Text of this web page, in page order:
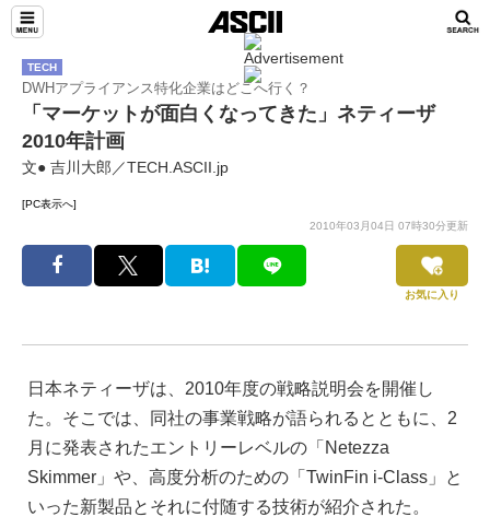
TECH
DWHアプライアンス特化企業はどこへ行く？
「マーケットが面白くなってきた」ネティーザ
2010年計画
文● 吉川大郎／TECH.ASCII.jp
[PC表示へ]
2010年03月04日 07時30分更新
お気に入り
日本ネティーザは、2010年度の戦略説明会を開催し
た。そこでは、同社の事業戦略が語られるとともに、2
月に発表されたエントリーレベルの「Netezza
Skimmer」や、高度分析のための「TwinFin i-Class」と
いった新製品とそれに付随する技術が紹介された。